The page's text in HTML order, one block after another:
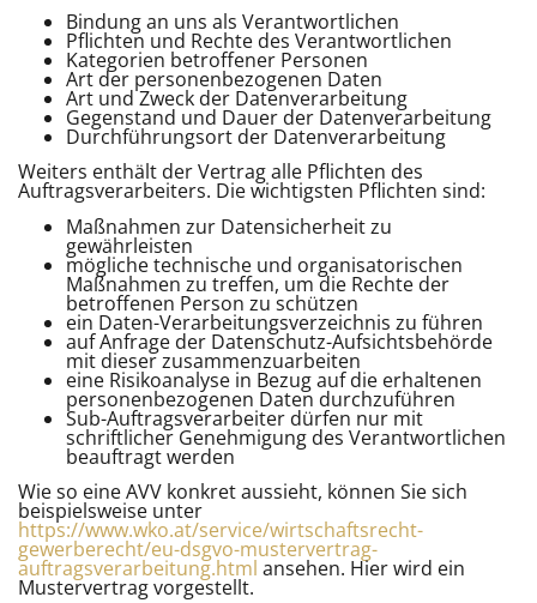
Bindung an uns als Verantwortlichen
Pflichten und Rechte des Verantwortlichen
Kategorien betroffener Personen
Art der personenbezogenen Daten
Art und Zweck der Datenverarbeitung
Gegenstand und Dauer der Datenverarbeitung
Durchführungsort der Datenverarbeitung
Weiters enthält der Vertrag alle Pflichten des
Auftragsverarbeiters. Die wichtigsten Pflichten sind:
Maßnahmen zur Datensicherheit zu
gewährleisten
mögliche technische und organisatorischen
Maßnahmen zu treffen, um die Rechte der
betroffenen Person zu schützen
ein Daten-Verarbeitungsverzeichnis zu führen
auf Anfrage der Datenschutz-Aufsichtsbehörde
mit dieser zusammenzuarbeiten
eine Risikoanalyse in Bezug auf die erhaltenen
personenbezogenen Daten durchzuführen
Sub-Auftragsverarbeiter dürfen nur mit
schriftlicher Genehmigung des Verantwortlichen
beauftragt werden
Wie so eine AVV konkret aussieht, können Sie sich
beispielsweise unter
https://www.wko.at/service/wirtschaftsrecht-
gewerberecht/eu-dsgvo-mustervertrag-
auftragsverarbeitung.html ansehen. Hier wird ein
Mustervertrag vorgestellt.